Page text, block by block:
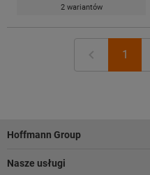
2 wariantów
1
Stopka
Hoffmann Group
Nasze usługi